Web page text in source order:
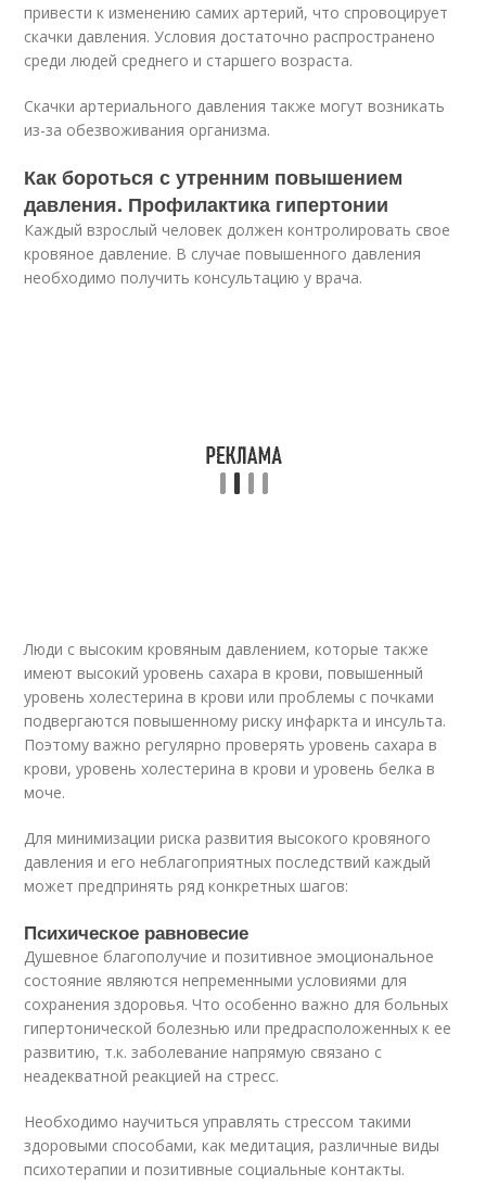
привести к изменению самих артерий, что спровоцирует
скачки давления. Условия достаточно распространено
среди людей среднего и старшего возраста.
Скачки артериального давления также могут возникать
из-за обезвоживания организма.
Как бороться с утренним повышением
давления. Профилактика гипертонии
Каждый взрослый человек должен контролировать свое
кровяное давление. В случае повышенного давления
необходимо получить консультацию у врача.
Люди с высоким кровяным давлением, которые также
имеют высокий уровень сахара в крови, повышенный
уровень холестерина в крови или проблемы с почками
подвергаются повышенному риску инфаркта и инсульта.
Поэтому важно регулярно проверять уровень сахара в
крови, уровень холестерина в крови и уровень белка в
моче.
Для минимизации риска развития высокого кровяного
давления и его неблагоприятных последствий каждый
может предпринять ряд конкретных шагов:
Психическое равновесие
Душевное благополучие и позитивное эмоциональное
состояние являются непременными условиями для
сохранения здоровья. Что особенно важно для больных
гипертонической болезнью или предрасположенных к ее
развитию, т.к. заболевание напрямую связано с
неадекватной реакцией на стресс.
Необходимо научиться управлять стрессом такими
здоровыми способами, как медитация, различные виды
психотерапии и позитивные социальные контакты.